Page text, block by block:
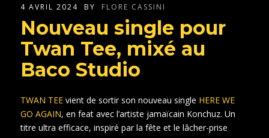
4 AVRIL 2024 BY FLORE CASSINI
Nouveau single pour
Twan Tee, mixé au
Baco Studio
TWAN TEE vient de sortir son nouveau single HERE WE
GO AGAIN, en feat avec l’artiste jamaïcain Konchuz. Un
titre ultra efficace, inspiré par la fête et le lâcher-prise